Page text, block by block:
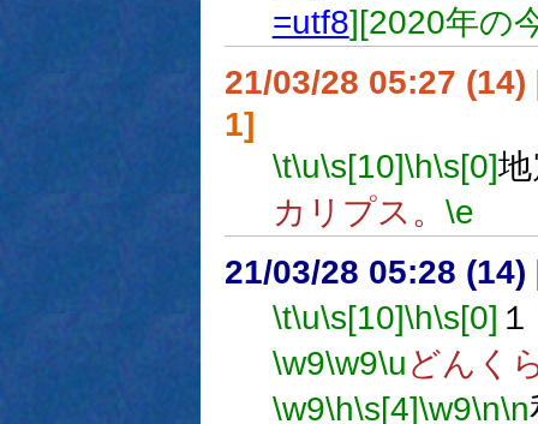
=utf8][2020年の
21/03/28 05:27 (14)
1]
\t\u\s[10]\h\s[0]
カリプス。 \e
21/03/28 05:28 (14)
\t\u\s[10]\h\s[0]
\w9\w9\uどんく
\w9\h\s[4]\w9\n\n